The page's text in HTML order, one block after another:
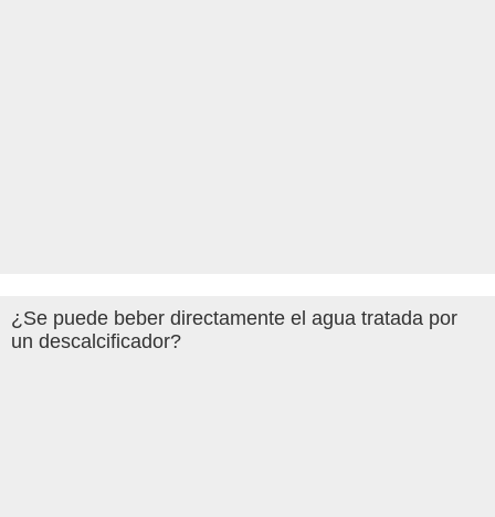
¿Se puede beber directamente el agua tratada por
un descalcificador?